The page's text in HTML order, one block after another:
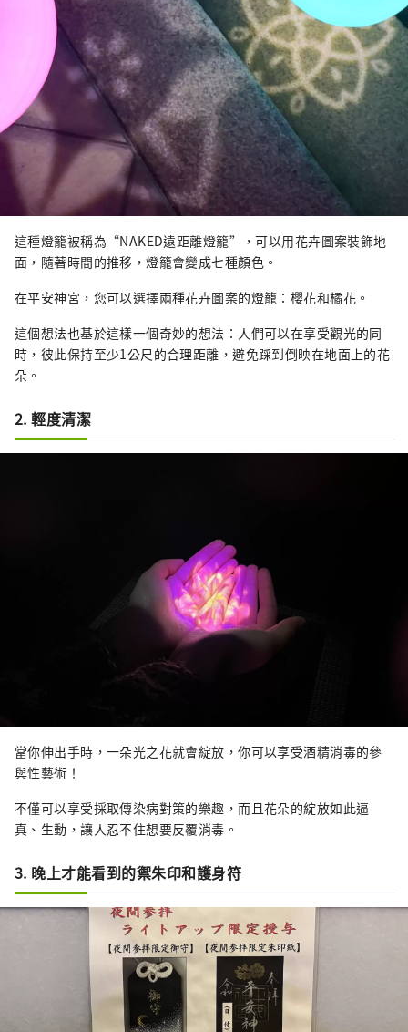
這種燈籠被稱為“NAKED遠距離燈籠”，可以用花卉圖案裝飾地
面，隨著時間的推移，燈籠會變成七種顏色。
在平安神宮，您可以選擇兩種花卉圖案的燈籠：櫻花和橘花。
這個想法也基於這樣一個奇妙的想法：人們可以在享受觀光的同
時，彼此保持至少1公尺的合理距離，避免踩到倒映在地面上的花
朵。
2. 輕度清潔
當你伸出手時，一朵光之花就會綻放，你可以享受酒精消毒的參
與性藝術！
不僅可以享受採取傳染病對策的樂趣，而且花朵的綻放如此逼
真、生動，讓人忍不住想要反覆消毒。
3. 晚上才能看到的禦朱印和護身符